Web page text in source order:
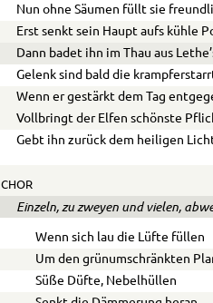
Nun ohne Säumen füllt sie
Erst senkt sein Haupt aufs kühle
Dann badet ihn im Thau aus
Gelenk sind bald die
Wenn er gestärkt dem Tag
Vollbringt der Elfen schönste
Gebt ihn zurück dem heiligen
CHOR
Einzeln, zu zweyen und vielen,
Wenn sich lau die Lüfte füllen
Um den grünumschränkten
Süße Düfte, Nebelhüllen